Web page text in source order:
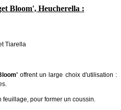
Bloom', Heucherella :
Tiarella
offrent un large choix d'utilisation :
feuillage, pour former un coussin.